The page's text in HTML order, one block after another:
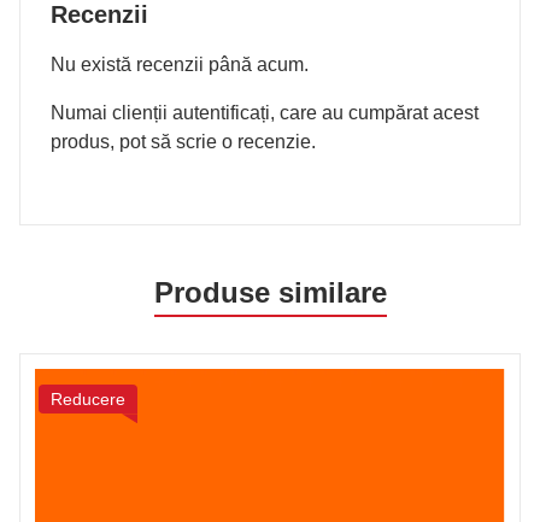
Recenzii
Nu există recenzii până acum.
Numai clienții autentificați, care au cumpărat acest
produs, pot să scrie o recenzie.
Produse similare
Reducere